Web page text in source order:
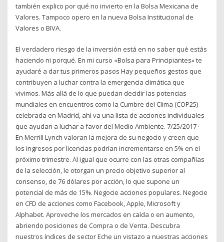
también explico por qué no invierto en la Bolsa Mexicana de
Valores. Tampoco opero en la nueva Bolsa Institucional de
Valores o BIVA.
El verdadero riesgo de la inversión está en no saber qué estás
haciendo ni porqué. En mi curso «Bolsa para Principiantes» te
ayudaré a dar tus primeros pasos Hay pequeños gestos que
contribuyen a luchar contra la emergencia climática que
vivimos. Más allá de lo que puedan decidir las potencias
mundiales en encuentros como la Cumbre del Clima (COP25)
celebrada en Madrid, ahí va una lista de acciones individuales
que ayudan a luchar a favor del Medio Ambiente. 7/25/2017 ·
En Merrill Lynch valoran la mejora de su negocio y creen que
los ingresos por licencias podrían incrementarse en 5% en el
próximo trimestre. Al igual que ocurre con las otras compañías
de la selección, le otorgan un precio objetivo superior al
consenso, de 76 dólares por acción, lo que supone un
potencial de más de 15%. Negocie acciones populares. Negocie
en CFD de acciones como Facebook, Apple, Microsoft y
Alphabet. Aproveche los mercados en caída o en aumento,
abriendo posiciones de Compra o de Venta. Descubra
nuestros índices de sector Eche un vistazo a nuestras acciones